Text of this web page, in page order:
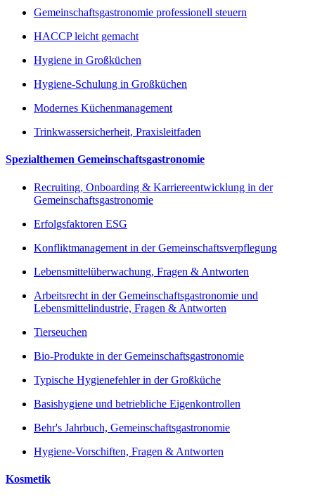
Gemeinschaftsgastronomie professionell steuern
HACCP leicht gemacht
Hygiene in Großküchen
Hygiene-Schulung in Großküchen
Modernes Küchenmanagement
Trinkwassersicherheit, Praxisleitfaden
Spezialthemen Gemeinschaftsgastronomie
Recruiting, Onboarding & Karriereentwicklung in der
Gemeinschaftsgastronomie
Erfolgsfaktoren ESG
Konfliktmanagement in der Gemeinschaftsverpflegung
Lebensmittelüberwachung, Fragen & Antworten
Arbeitsrecht in der Gemeinschaftsgastronomie und
Lebensmittelindustrie, Fragen & Antworten
Tierseuchen
Bio-Produkte in der Gemeinschaftsgastronomie
Typische Hygienefehler in der Großküche
Basishygiene und betriebliche Eigenkontrollen
Behr's Jahrbuch, Gemeinschaftsgastronomie
Hygiene-Vorschiften, Fragen & Antworten
Kosmetik